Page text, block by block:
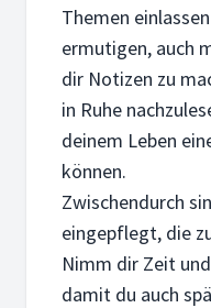
Themen
ermutigen, auch
dir Notizen zu
in Ruhe
deinem Leben
können.
Zwischendurch
eingepflegt, die
Nimm dir Zeit
damit du auch